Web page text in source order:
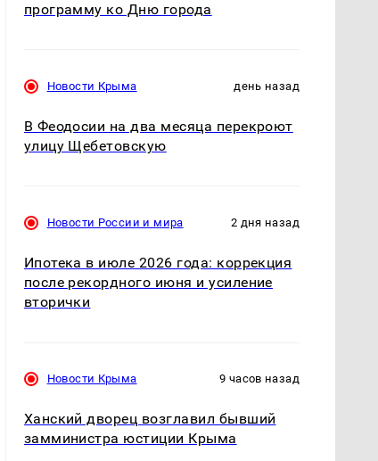
программу ко Дню города
Новости Крыма день назад
В Феодосии на два месяца перекроют
улицу Щебетовскую
Новости России и мира 2 дня назад
Ипотека в июле 2026 года: коррекция
после рекордного июня и усиление
вторички
Новости Крыма 9 часов назад
Ханский дворец возглавил бывший
замминистра юстиции Крыма